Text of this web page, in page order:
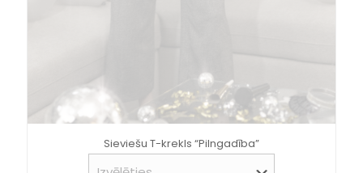
Sieviešu T-krekls “Pilngadība”